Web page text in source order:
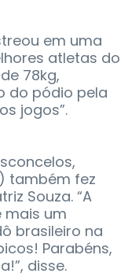
em uma
atletas do
78kg,
do pódio pela
jogos”.
também fez
Souza. “A
mais um
brasileiro na
Parabéns,
disse.